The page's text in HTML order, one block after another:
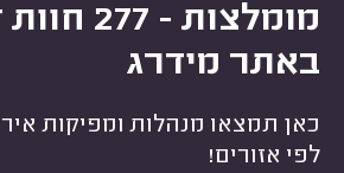
מומלצות -
באתר מידרג
כאן תמצאו מנהלות ומפיקות
לפי אזורים!